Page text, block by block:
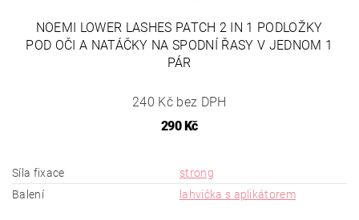
NOEMI LOWER LASHES PATCH 2 IN 1 PODLOŽKY
POD OČI A NATÁČKY NA SPODNÍ ŘASY V JEDNOM 1
PÁR
240 Kč bez DPH
290 Kč
Síla fixace
strong
Balení
lahvička s aplikátorem